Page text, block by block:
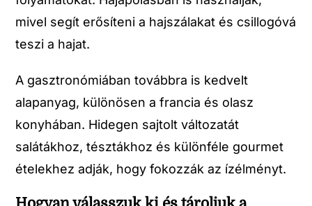
mivel segít erősíteni a hajszálakat és csillogóvá
teszi a hajat.
A gasztronómiában továbbra is kedvelt
alapanyag, különösen a francia és olasz
konyhában. Hidegen sajtolt változatát
salátákhoz, tésztákhoz és különféle gourmet
ételekhez adják, hogy fokozzák az ízélményt.